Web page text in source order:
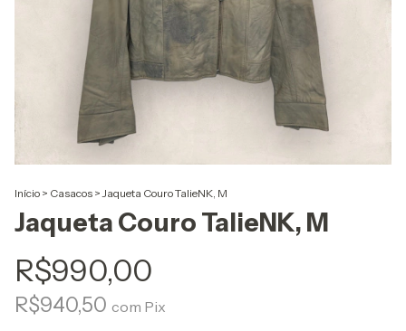
Início > Casacos > Jaqueta Couro TalieNK, M
Jaqueta Couro TalieNK, M
R$990,00
R$940,50 com Pix